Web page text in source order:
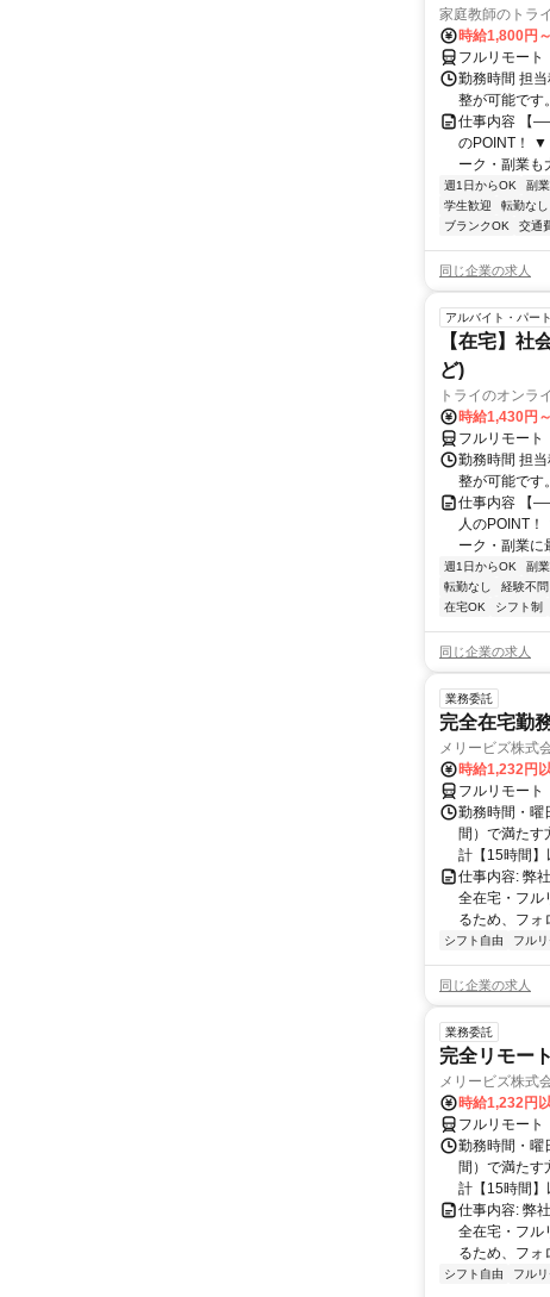
家庭教師のトラ
時給1,800円
フルリモート
勤務時間 担
整が可能です。
仕事内容 【
のPOINT！
ーク・副業も
週1日からOK 副
学生歓迎
転勤なし
ブランクOK
交通
同じ企業の求人
アルバイト・パート
【在宅】社
ど)
トライのオン
時給1,430円
フルリモート
勤務時間 担
整が可能です。
仕事内容 【
人のPOINT
ーク・副業に
週1日からOK 副
転勤なし
経験不問
在宅OK
シフト制
同じ企業の求人
業務委託
完全在宅勤
メリービズ株式
時給1,232円
フルリモート
勤務時間・曜
間）で満たす
計【15時間】
仕事内容: 弊
全在宅・フル
るため、フォ
シフト自由 フル
同じ企業の求人
業務委託
完全リモー
メリービズ株式
時給1,232円
フルリモート
勤務時間・曜
間）で満たす
計【15時間】
仕事内容: 弊
全在宅・フル
るため、フォ
シフト自由 フル